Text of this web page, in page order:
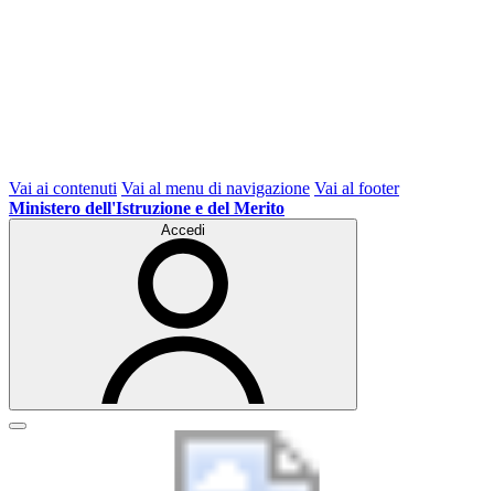
Vai ai contenuti Vai al menu di navigazione Vai al footer
Ministero dell'Istruzione e del Merito
Accedi